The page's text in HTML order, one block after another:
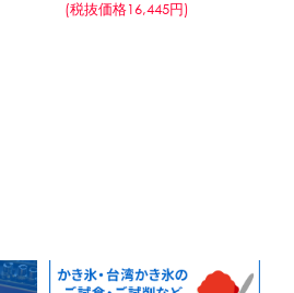
CLOSE
(税抜価格16,445円)